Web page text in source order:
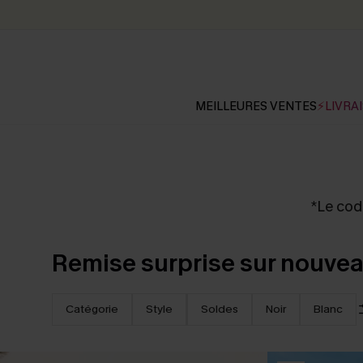
MEILLEURES VENTES
*Le
Remise surprise sur
Catégorie Style Soldes Noir Blanc